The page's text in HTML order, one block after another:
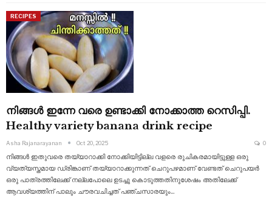
RECIPES
നിങ്ങൾ ഇന്നേ വരെ ഉണ്ടാക്കി നോക്കാത്ത റെസിപ്പി.
Healthy variety banana drink recipe
Asha Rajanarayanan Oct 20, 2025 0
നിങ്ങൾ ഇതുവരെ തയ്യാറാക്കി നോക്കിയിട്ടില്ല വളരെ രുചികരമായിട്ടുള്ള ഒരു
വ്യത്യസ്തമായ ഡ്രിങ്കാണ് തയ്യാറാക്കുന്നത് ചെറുപഴമാണ് വേണ്ടത് ചെറുപയർ
ഒരു പാത്രത്തിലേക്ക് നല്ലപോലെ ഉടച്ചു കൊടുത്തതിനുശേഷം അതിലേക്ക്
ആവശ്യത്തിന് പാലും ചൗരവചിച്ചത് പഞ്ചസാരയും…